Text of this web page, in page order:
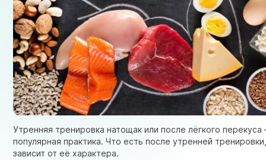
Утренняя тренировка натощак или после лёгкого перекуса
популярная практика. Что есть после утренней
зависит от её характера.